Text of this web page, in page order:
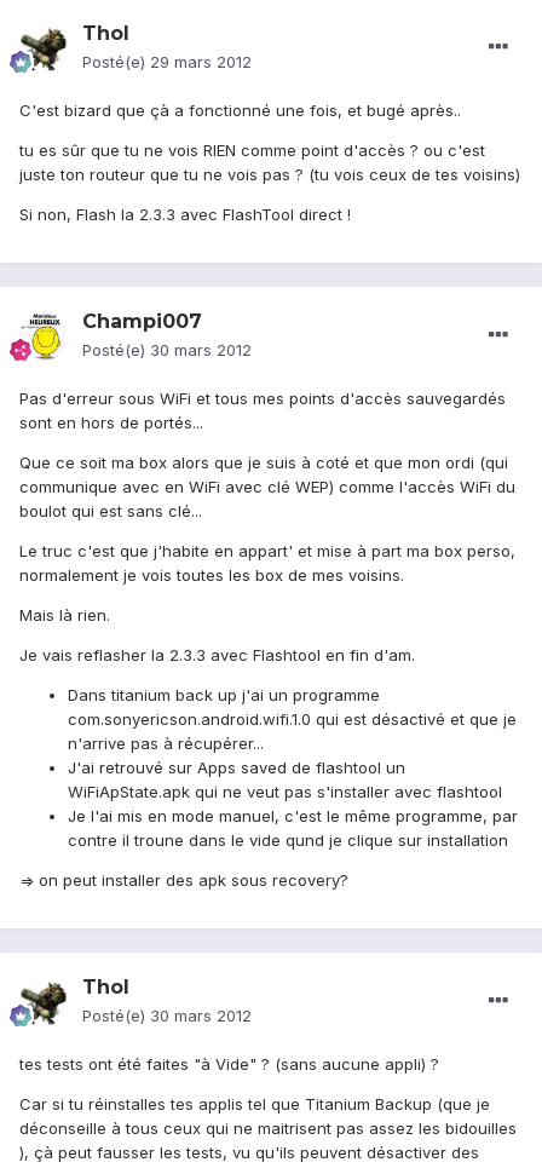
Thol
Posté(e) 29 mars 2012
C'est bizard que çà a fonctionné une fois, et bugé après..
tu es sûr que tu ne vois RIEN comme point d'accès ? ou c'est
juste ton routeur que tu ne vois pas ? (tu vois ceux de tes voisins)
Si non, Flash la 2.3.3 avec FlashTool direct !
Champi007
Posté(e) 30 mars 2012
Pas d'erreur sous WiFi et tous mes points d'accès sauvegardés
sont en hors de portés...
Que ce soit ma box alors que je suis à coté et que mon ordi (qui
communique avec en WiFi avec clé WEP) comme l'accès WiFi du
boulot qui est sans clé...
Le truc c'est que j'habite en appart' et mise à part ma box perso,
normalement je vois toutes les box de mes voisins.
Mais là rien.
Je vais reflasher la 2.3.3 avec Flashtool en fin d'am.
Dans titanium back up j'ai un programme
com.sonyericson.android.wifi.1.0 qui est désactivé et que je
n'arrive pas à récupérer...
J'ai retrouvé sur Apps saved de flashtool un
WiFiApState.apk qui ne veut pas s'installer avec flashtool
Je l'ai mis en mode manuel, c'est le même programme, par
contre il troune dans le vide qund je clique sur installation
=> on peut installer des apk sous recovery?
Thol
Posté(e) 30 mars 2012
tes tests ont été faites "à Vide" ? (sans aucune appli) ?
Car si tu réinstalles tes applis tel que Titanium Backup (que je
déconseille à tous ceux qui ne maitrisent pas assez les bidouilles
), çà peut fausser les tests, vu qu'ils peuvent désactiver des